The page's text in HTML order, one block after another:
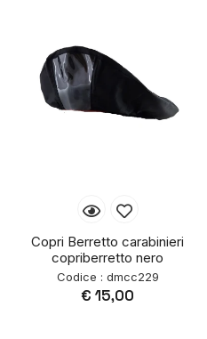
Copri Berretto carabinieri
copriberretto nero
Codice : dmcc229
€ 15,00